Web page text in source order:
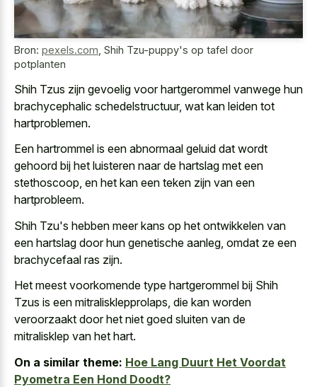
Bron: pexels.com Shih Tzu-puppy's op tafel door
potplanten
Shih Tzus zijn gevoelig voor hartgerommel vanwege hun
brachycephalic schedelstructuur, wat kan leiden tot
hartproblemen.
Een hartrommel is een abnormaal geluid dat wordt
gehoord bij het luisteren naar de hartslag met een
stethoscoop, en het kan een teken zijn van een
hartprobleem.
Shih Tzu's hebben meer kans op het ontwikkelen van
een hartslag door hun genetische aanleg, omdat ze een
brachycefaal ras zijn.
Het meest voorkomende type hartgerommel bij Shih
Tzus is een mitralisklepprolaps, die kan worden
veroorzaakt door het niet goed sluiten van de
mitralisklep van het hart.
On a similar theme: Hoe Lang Duurt Het Voordat
Pyometra Een Hond Doodt?